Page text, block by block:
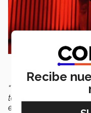
“Teníamos tres
teníamos
entonces el
Recibe